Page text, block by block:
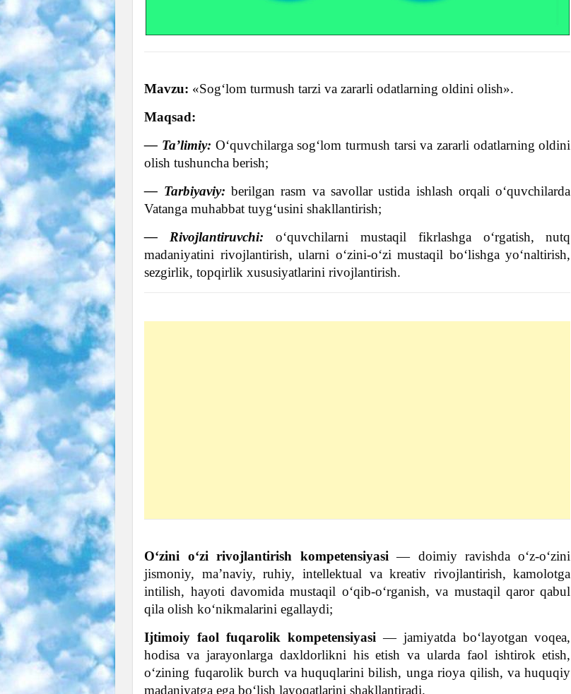
Mavzu: «Sog‘lom turmush tarzi va zararli odatlarning oldini olish».
Maqsad:
— Ta’limiy: O‘quvchilarga sog‘lom turmush tarsi va zararli odatlarning oldini
olish tushuncha berish;
— Tarbiyaviy: berilgan rasm va savollar ustida ishlash orqali o‘quvchilarda
Vatanga muhabbat tuyg‘usini shakllantirish;
— Rivojlantiruvchi: o‘quvchilarni mustaqil fikrlashga o‘rgatish, nutq
madaniyatini rivojlantirish, ularni o‘zini-o‘zi mustaqil bo‘lishga yo‘naltirish,
sezgirlik, topqirlik xususiyatlarini rivojlantirish.
O‘zini o‘zi rivojlantirish kompetensiyasi — doimiy ravishda o‘z-o‘zini
jismoniy, ma’naviy, ruhiy, intellektual va kreativ rivojlantirish, kamolotga
intilish, hayoti davomida mustaqil o‘qib-o‘rganish, va mustaqil qaror qabul
qila olish ko‘nikmalarini egallaydi;
Ijtimoiy faol fuqarolik kompetensiyasi — jamiyatda bo‘layotgan voqea,
hodisa va jarayonlarga daxldorlikni his etish va ularda faol ishtirok etish,
o‘zining fuqarolik burch va huquqlarini bilish, unga rioya qilish, va huquqiy
madaniyatga ega bo‘lish layoqatlarini shakllantiradi.